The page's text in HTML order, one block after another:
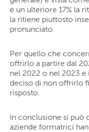
e un ulteriore 17% la
la ritiene piuttosto
pronunciato.
Per quello che
offrirlo a partire dal
nel 2022 o nel 2023 e
deciso di non offrirlo
risposto.
In conclusione si può
aziende formatrici